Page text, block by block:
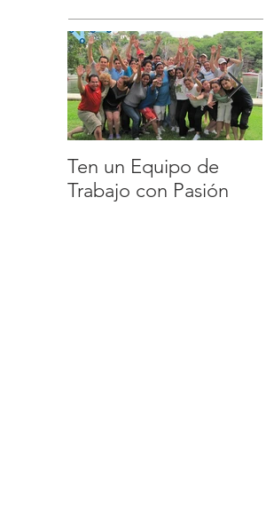
Ten un Equipo de
Trabajo con Pasión